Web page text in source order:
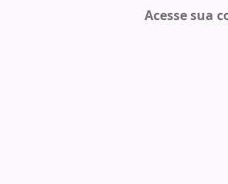
Acesse sua